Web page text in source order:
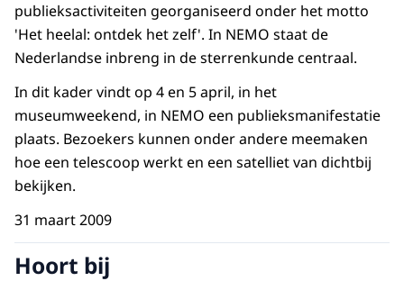
publieksactiviteiten georganiseerd onder het motto
'Het heelal: ontdek het zelf'. In NEMO staat de
Nederlandse inbreng in de sterrenkunde centraal.
In dit kader vindt op 4 en 5 april, in het
museumweekend, in NEMO een publieksmanifestatie
plaats. Bezoekers kunnen onder andere meemaken
hoe een telescoop werkt en een satelliet van dichtbij
bekijken.
31 maart 2009
Hoort bij